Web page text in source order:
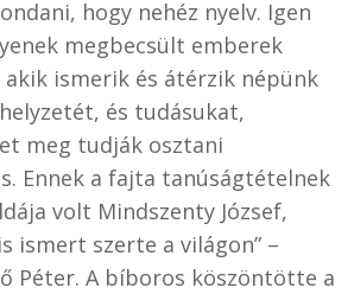
hogy nehéz nyelv. Igen
megbecsült emberek
akik ismerik és átérzik népünk
és tudásukat,
meg tudják osztani
Ennek a fajta tanúságtételnek
volt Mindszenty József,
ismert szerte a világon” –
Péter. A bíboros köszöntötte a